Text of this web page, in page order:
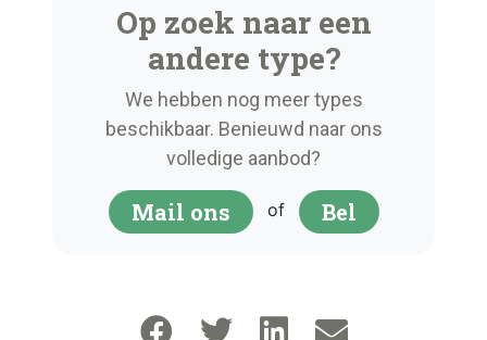
Op zoek naar een
andere type?
We hebben nog meer types
beschikbaar. Benieuwd naar ons
volledige aanbod?
Mail ons of Bel